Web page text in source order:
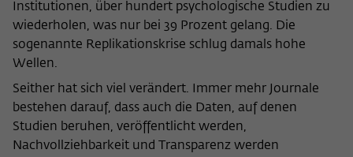
Institutionen, über hundert psychologische Studien zu
wiederholen, was nur bei 39 Prozent gelang. Die
sogenannte Replikationskrise schlug damals hohe
Wellen.
Seither hat sich viel verändert. Immer mehr Journale
bestehen darauf, dass auch die Daten, auf denen
Studien beruhen, veröffentlicht werden,
Nachvollziehbarkeit und Transparenz werden